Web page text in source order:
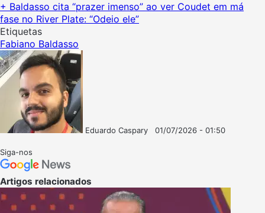
+ Baldasso cita “prazer imenso” ao ver Coudet em má
fase no River Plate: “Odeio ele”
Etiquetas
Fabiano Baldasso
Eduardo Caspary
01/07/2026 - 01:50
Siga-nos
Artigos relacionados